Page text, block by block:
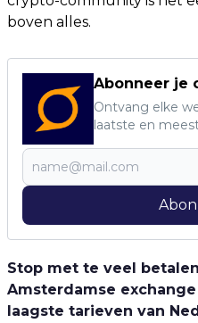
boven alles.
Abonneer je
Ontvang elke
laatste en
Stop met te veel
Amsterdamse
laagste tarieven van